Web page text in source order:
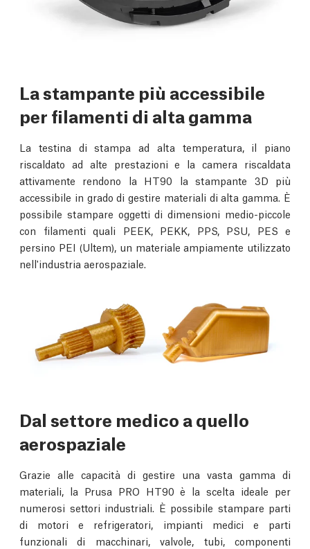
La stampante più accessibile
per filamenti di alta gamma
La testina di stampa ad alta temperatura, il piano
riscaldato ad alte prestazioni e la camera riscaldata
attivamente rendono la HT90 la stampante 3D più
accessibile in grado di gestire materiali di alta gamma. È
possibile stampare oggetti di dimensioni medio-piccole
con filamenti quali PEEK, PEKK, PPS, PSU, PES e
persino PEI (Ultem), un materiale ampiamente utilizzato
nell'industria aerospaziale.
Dal settore medico a quello
aerospaziale
Grazie alle capacità di gestire una vasta gamma di
materiali, la Prusa PRO HT90 è la scelta ideale per
numerosi settori industriali. È possibile stampare parti
di motori e refrigeratori, impianti medici e parti
funzionali di macchinari, valvole, tubi, componenti